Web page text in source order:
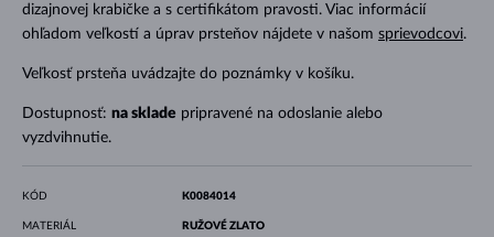
dizajnovej krabičke a s certifikátom pravosti. Viac informácií
ohľadom veľkostí a úprav prsteňov nájdete v našom sprievodcovi.
Veľkosť prsteňa uvádzajte do poznámky v košíku.
Dostupnosť: na sklade pripravené na odoslanie alebo
vyzdvihnutie.
KÓD K0084014
MATERIÁL
RUŽOVÉ ZLATO